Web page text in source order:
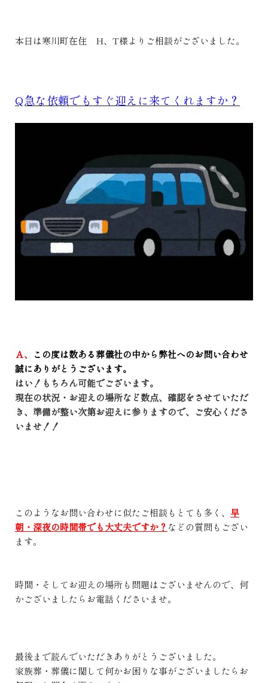
本日は寒川町在住 H、T様よりご相談がございました。
Q急な依頼でもすぐ迎えに来てくれますか？
Ａ、
この度は数ある葬儀社の中から弊社へのお問い合わせ
誠にありがとうございます。
はい！もちろん可能でございます。
現在の状況・お迎えの場所など数点、確認をさせていただ
き、準備が整い次第お迎えに参りますので、ご安心くださ
いませ！！
このようなお問い合わせに似たご相談もとても多く、 早
朝・深夜の時間帯でも大丈夫ですか？ などの質問もござい
ます。
時間・そしてお迎えの場所も問題はございませんので、何
かございましたらお電話くださいませ。
最後まで読んでいただきありがとうございました。
家族葬・葬儀に関して何かお困りな事がございましたらお